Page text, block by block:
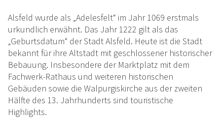
Alsfeld wurde als „Adelesfelt“ im Jahr 1069 erstmals
urkundlich erwähnt. Das Jahr 1222 gilt als das
„Geburtsdatum“ der Stadt Alsfeld. Heute ist die Stadt
bekannt für ihre Altstadt mit geschlossener historischer
Bebauung. Insbesondere der Marktplatz mit dem
Fachwerk-Rathaus und weiteren historischen
Gebäuden sowie die Walpurgiskirche aus der zweiten
Hälfte des 13. Jahrhunderts sind touristische
Highlights.